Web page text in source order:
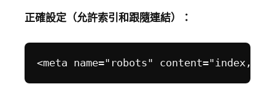
正確設定（允許索引和跟隨連結）：